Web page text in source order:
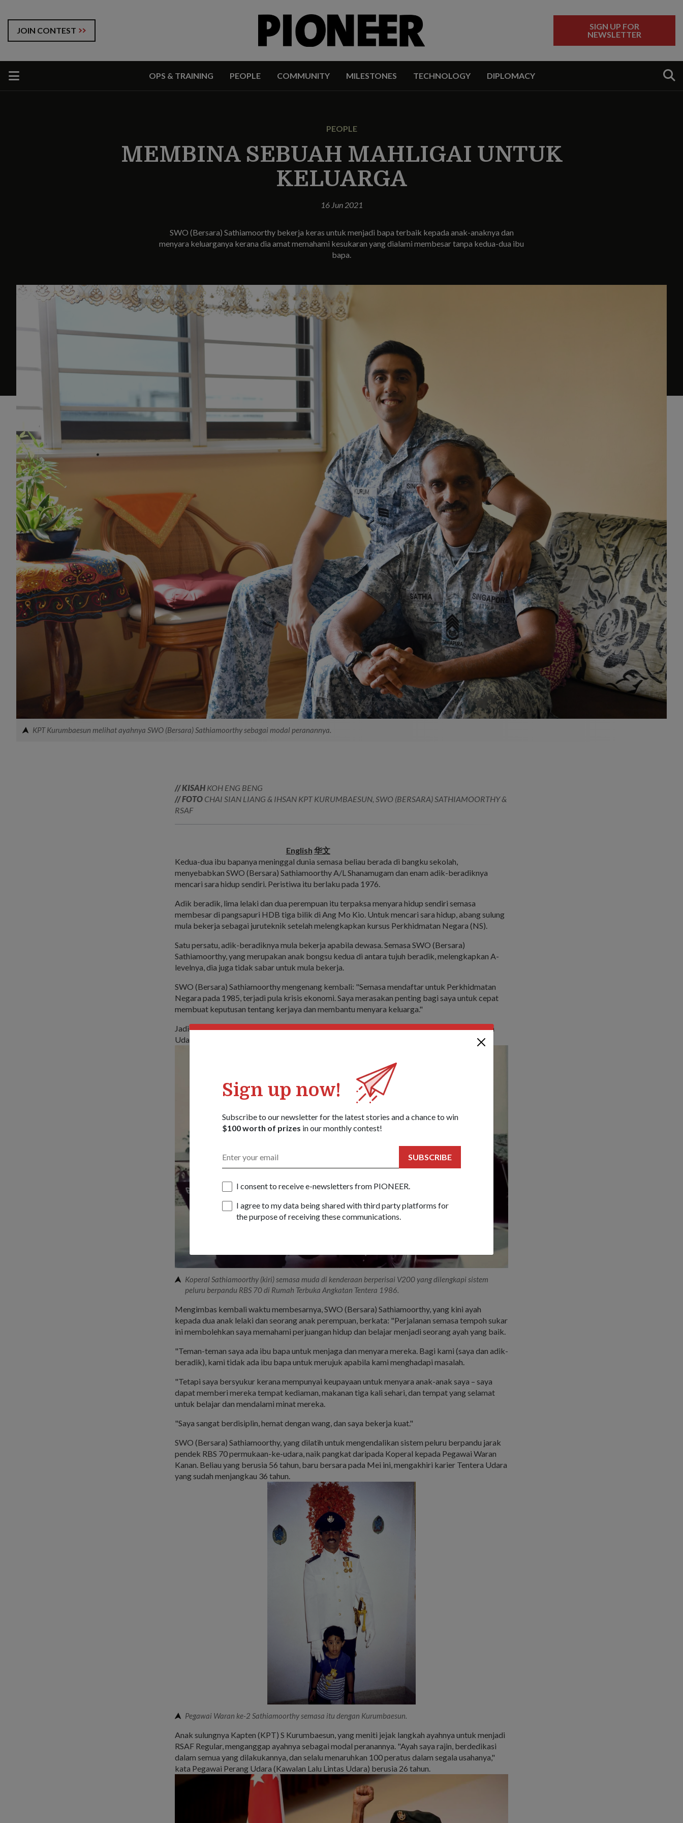
JOIN CONTEST
SIGN UP FOR
NEWSLETTER
OPS & TRAINING PEOPLE COMMUNITY MILESTONES TECHNOLOGY DIPLOMACY
Sign up now!
Subscribe to our newsletter for the latest stories and a chance to win
$100 worth of prizes in our monthly contest!
SUBSCRIBE
I consent to receive e-newsletters from PIONEER.
I agree to my data being shared with third party platforms for
the purpose of receiving these communications.
PEOPLE
MEMBINA SEBUAH MAHLIGAI UNTUK
KELUARGA
16 Jun 2021
SWO (Bersara) Sathiamoorthy bekerja keras untuk menjadi bapa terbaik kepada anak-anaknya dan
menyara keluarganya kerana dia amat memahami kesukaran yang dialami membesar tanpa kedua-dua ibu
bapa.
KPT Kurumbaesun melihat ayahnya SWO (Bersara) Sathiamoorthy sebagai modal peranannya.
// KISAH KOH ENG BENG
// FOTO CHAI SIAN LIANG & IHSAN KPT KURUMBAESUN, SWO (BERSARA) SATHIAMOORTHY &
RSAF
English 华文
Kedua-dua ibu bapanya meninggal dunia semasa beliau berada di bangku sekolah,
menyebabkan SWO (Bersara) Sathiamoorthy A/L Shanamugam dan enam adik-beradiknya
mencari sara hidup sendiri. Peristiwa itu berlaku pada 1976.
Adik beradik, lima lelaki dan dua perempuan itu terpaksa menyara hidup sendiri semasa
membesar di pangsapuri HDB tiga bilik di Ang Mo Kio. Untuk mencari sara hidup, abang sulung
mula bekerja sebagai juruteknik setelah melengkapkan kursus Perkhidmatan Negara (NS).
Satu persatu, adik-beradiknya mula bekerja apabila dewasa. Semasa SWO (Bersara)
Sathiamoorthy, yang merupakan anak bongsu kedua di antara tujuh beradik, melengkapkan A-
levelnya, dia juga tidak sabar untuk mula bekerja.
SWO (Bersara) Sathiamoorthy mengenang kembali: "Semasa mendaftar untuk Perkhidmatan
Negara pada 1985, terjadi pula krisis ekonomi. Saya merasakan penting bagi saya untuk cepat
membuat keputusan tentang kerjaya dan membantu menyara keluarga."
Jadi setelah melengkapkan Latihan Asas Tenteranya, dia memulakan karier dengan Angkatan
Udara Republik Singapura (RSAF) sebagai pakar sistem pertahanan udara.
Koperal Sathiamoorthy (kiri) semasa muda di kenderaan berperisai V200 yang dilengkapi sistem
peluru berpandu RBS 70 di Rumah Terbuka Angkatan Tentera 1986.
Mengimbas kembali waktu membesarnya, SWO (Bersara) Sathiamoorthy, yang kini ayah
kepada dua anak lelaki dan seorang anak perempuan, berkata: "Perjalanan semasa tempoh sukar
ini membolehkan saya memahami perjuangan hidup dan belajar menjadi seorang ayah yang baik.
"Teman-teman saya ada ibu bapa untuk menjaga dan menyara mereka. Bagi kami (saya dan adik-
beradik), kami tidak ada ibu bapa untuk merujuk apabila kami menghadapi masalah.
"Tetapi saya bersyukur kerana mempunyai keupayaan untuk menyara anak-anak saya – saya
dapat memberi mereka tempat kediaman, makanan tiga kali sehari, dan tempat yang selamat
untuk belajar dan mendalami minat mereka.
"Saya sangat berdisiplin, hemat dengan wang, dan saya bekerja kuat."
SWO (Bersara) Sathiamoorthy, yang dilatih untuk mengendalikan sistem peluru berpandu jarak
pendek RBS 70 permukaan-ke-udara, naik pangkat daripada Koperal kepada Pegawai Waran
Kanan. Beliau yang berusia 56 tahun, baru bersara pada Mei ini, mengakhiri karier Tentera Udara
yang sudah menjangkau 36 tahun.
Pegawai Waran ke-2 Sathiamoorthy semasa itu dengan Kurumbaesun.
Anak sulungnya Kapten (KPT) S Kurumbaesun, yang meniti jejak langkah ayahnya untuk menjadi
RSAF Regular, menganggap ayahnya sebagai modal peranannya. "Ayah saya rajin, berdedikasi
dalam semua yang dilakukannya, dan selalu menaruhkan 100 peratus dalam segala usahanya,"
kata Pegawai Perang Udara (Kawalan Lalu Lintas Udara) berusia 26 tahun.